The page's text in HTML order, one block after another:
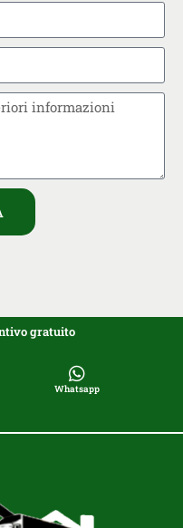
gratuito
Whatsapp